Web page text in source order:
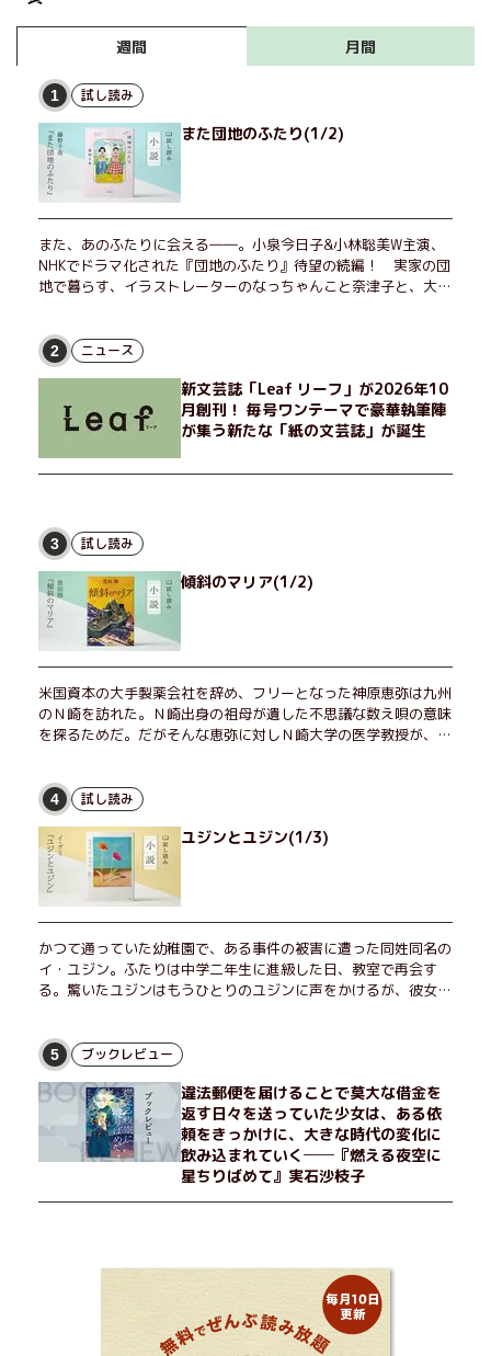
週間 月間
1 試し読み
また団地のふたり(1/2)
また、あのふたりに会える――。小泉今日子&小林聡美W主演、
NHKでドラマ化された『団地のふたり』待望の続編！ 実家の団
地で暮らす、イラストレーターのなっちゃんこと奈津子と、大学
げたり、部屋でふたりだけの「台湾映画祭」を催したり。50代
独身、幼なじみの変わらぬ友情とささやかな幸せの日々を描く。
2 ニュース
新文芸誌「Leaf リーフ」が2026年10
月創刊！ 毎号ワンテーマで豪華執筆陣
が集う新たな「紙の文芸誌」が誕生
3 試し読み
傾斜のマリア(1/2)
米国資本の大手製薬会社を辞め、フリーとなった神原恵弥は九州
のＮ崎を訪れた。Ｎ崎出身の祖母が遺した不思議な数え唄の意味
を探るためだ。だがそんな恵弥に対しＮ崎大学の医学教授が、米
恵弥は、まるで影のような存在の博士とまみえることはできるの
か？ そして、唄の歌詞「かたむくマリア」に込められた秘密と
は？ 謎めいたラストが鮮烈な余韻を残すシリーズ第四作！
4 試し読み
ユジンとユジン(1/3)
かつて通っていた幼稚園で、ある事件の被害に遭った同姓同名の
イ・ユジン。ふたりは中学二年生に進級した日、教室で再会す
る。驚いたユジンはもうひとりのユジンに声をかけるが、彼女は
トセラー小説の邦訳版。
5 ブックレビュー
違法郵便を届けることで莫大な借金を
返す日々を送っていた少女は、ある依
頼をきっかけに、大きな時代の変化に
飲み込まれていく──『燃える夜空に
星ちりばめて』実石沙枝子